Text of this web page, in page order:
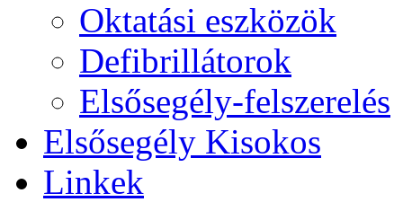
Oktatási eszközök
Defibrillátorok
Elsősegély-felszerelés
Elsősegély Kisokos
Linkek